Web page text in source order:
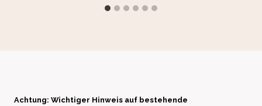
Achtung: Wichtiger Hinweis auf bestehende